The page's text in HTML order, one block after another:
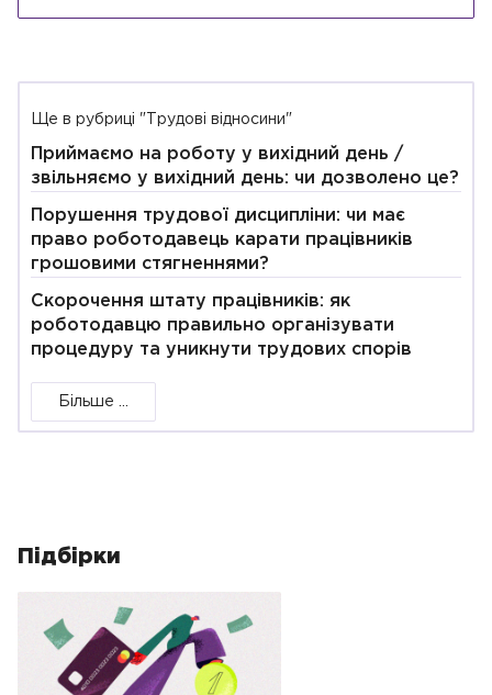
Ще в рубриці "Трудові відносини"
Приймаємо на роботу у вихідний день /
звільняємо у вихідний день: чи дозволено це?
Порушення трудової дисципліни: чи має
право роботодавець карати працівників
грошовими стягненнями?
Скорочення штату працівників: як
роботодавцю правильно організувати
процедуру та уникнути трудових спорів
Більше ...
Підбірки